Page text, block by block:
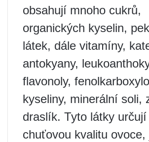
obsahují mnoho cukrů,
organických kyselin,
látek, dále vitamíny,
antokyany,
flavonoly,
kyseliny, minerální soli,
draslík. Tyto látky
chuťovou kvalitu ovoce,